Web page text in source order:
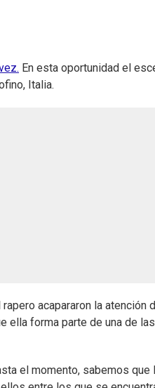
En esta oportunidad el
Italia.
acapararon la atención
ella forma parte de una de
el momento, sabemos que